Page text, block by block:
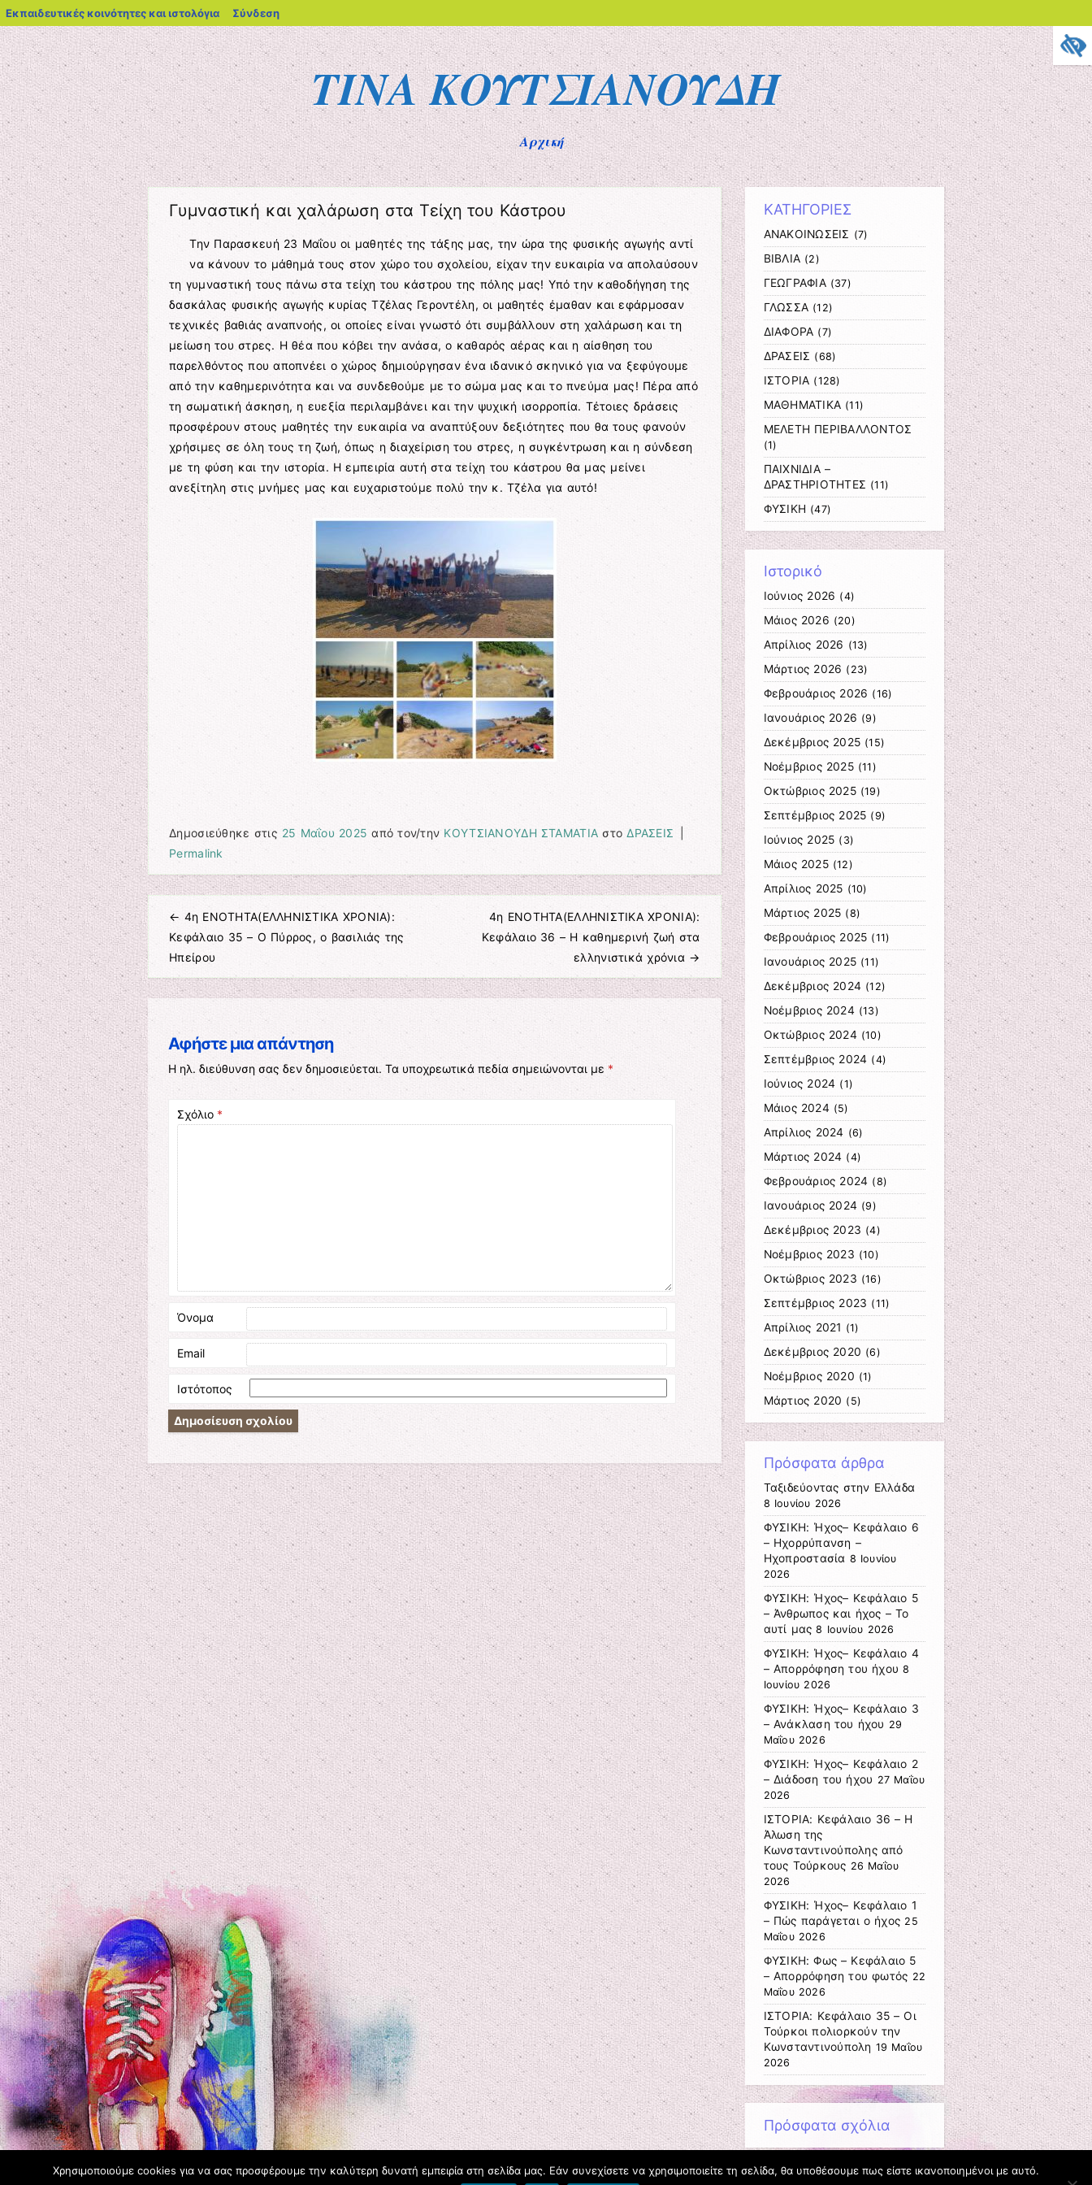
Εκπαιδευτικές κοινότητες και ιστολόγια blogs.sch.gr
Σύνδεση
ΤΙΝΑ ΚΟΥΤΣΙΑΝΟΥΔΗ
Μενού
Μετάβαση στο περιεχόμενο Αρχική
Γυμναστική και χαλάρωση στα Τείχη του Κάστρου
Την Παρασκευή 23 Μαΐου οι μαθητές της τάξης μας, την ώρα της φυσικής αγωγής αντί
να κάνουν το μάθημά τους στον χώρο του σχολείου, είχαν την ευκαιρία να απολαύσουν
τη γυμναστική τους πάνω στα τείχη του κάστρου της πόλης μας! Υπό την καθοδήγηση της
δασκάλας φυσικής αγωγής κυρίας Τζέλας Γεροντέλη, οι μαθητές έμαθαν και εφάρμοσαν
τεχνικές βαθιάς αναπνοής, οι οποίες είναι γνωστό ότι συμβάλλουν στη χαλάρωση και τη
μείωση του στρες. Η θέα που κόβει την ανάσα, ο καθαρός αέρας και η αίσθηση του
παρελθόντος που αποπνέει ο χώρος δημιούργησαν ένα ιδανικό σκηνικό για να ξεφύγουμε
από την καθημερινότητα και να συνδεθούμε με το σώμα μας και το πνεύμα μας! Πέρα από
τη σωματική άσκηση, η ευεξία περιλαμβάνει και την ψυχική ισορροπία. Τέτοιες δράσεις
προσφέρουν στους μαθητές την ευκαιρία να αναπτύξουν δεξιότητες που θα τους φανούν
χρήσιμες σε όλη τους τη ζωή, όπως η διαχείριση του στρες, η συγκέντρωση και η σύνδεση
με τη φύση και την ιστορία. Η εμπειρία αυτή στα τείχη του κάστρου θα μας μείνει
ανεξίτηλη στις μνήμες μας και ευχαριστούμε πολύ την κ. Τζέλα για αυτό!
Δημοσιεύθηκε στις 25 Μαΐου 2025 από τον/την ΚΟΥΤΣΙΑΝΟΥΔΗ ΣΤΑΜΑΤΙΑ στοΔΡΑΣΕΙΣ
Permalink
Πλοήγηση άρθρων
← 4η ΕΝΟΤΗΤΑ(ΕΛΛΗΝΙΣΤΙΚΑ ΧΡΟΝΙΑ):
Κεφάλαιο 35 – Ο Πύρρος, ο βασιλιάς της
Ηπείρου
4η ΕΝΟΤΗΤΑ(ΕΛΛΗΝΙΣΤΙΚΑ ΧΡΟΝΙΑ):
Κεφάλαιο 36 – Η καθημερινή ζωή στα
ελληνιστικά χρόνια →
Αφήστε μια απάντηση
Η ηλ. διεύθυνση σας δεν δημοσιεύεται. Τα υποχρεωτικά πεδία σημειώνονται με*
Σχόλιο *
Όνομα
Email
Ιστότοπος
ΚΑΤΗΓΟΡΙΕΣ
ΑΝΑΚΟΙΝΩΣΕΙΣ (7)
ΒΙΒΛΙΑ (2)
ΓΕΩΓΡΑΦΙΑ(37)
ΓΛΩΣΣΑ (12)
ΔΙΑΦΟΡΑ (7)
ΔΡΑΣΕΙΣ (68)
ΙΣΤΟΡΙΑ (128)
ΜΑΘΗΜΑΤΙΚΑ (11)
ΜΕΛΕΤΗ ΠΕΡΙΒΑΛΛΟΝΤΟΣ
(1)
ΠΑΙΧΝΙΔΙΑ –
ΔΡΑΣΤΗΡΙΟΤΗΤΕΣ (11)
ΦΥΣΙΚΗ (47)
Ιστορικό
Ιούνιος 2026 (4)
Μάιος 2026 (20)
Απρίλιος 2026 (13)
Μάρτιος 2026 (23)
Φεβρουάριος 2026 (16)
Ιανουάριος 2026 (9)
Δεκέμβριος 2025 (15)
Νοέμβριος 2025(11)
Οκτώβριος 2025(19)
Σεπτέμβριος 2025 (9)
Ιούνιος 2025 (3)
Μάιος 2025(12)
Απρίλιος 2025 (10)
Μάρτιος 2025 (8)
Φεβρουάριος 2025 (11)
Ιανουάριος 2025 (11)
Δεκέμβριος 2024 (12)
Νοέμβριος 2024 (13)
Οκτώβριος 2024 (10)
Σεπτέμβριος 2024 (4)
Ιούνιος 2024 (1)
Μάιος 2024 (5)
Απρίλιος 2024 (6)
Μάρτιος 2024 (4)
Φεβρουάριος 2024 (8)
Ιανουάριος 2024 (9)
Δεκέμβριος 2023 (4)
Νοέμβριος 2023 (10)
Οκτώβριος 2023 (16)
Σεπτέμβριος 2023 (11)
Απρίλιος 2021 (1)
Δεκέμβριος 2020 (6)
Νοέμβριος 2020 (1)
Μάρτιος 2020 (5)
Πρόσφατα άρθρα
Ταξιδεύοντας στην Ελλάδα
8 Ιουνίου 2026
ΦΥΣΙΚΗ: Ήχος– Κεφάλαιο 6
– Ηχορρύπανση –
Ηχοπροστασία 8 Ιουνίου
2026
ΦΥΣΙΚΗ: Ήχος– Κεφάλαιο 5
– Άνθρωπος και ήχος – Το
αυτί μας 8 Ιουνίου 2026
ΦΥΣΙΚΗ: Ήχος– Κεφάλαιο 4
– Απορρόφηση του ήχου 8
Ιουνίου 2026
ΦΥΣΙΚΗ: Ήχος– Κεφάλαιο 3
– Ανάκλαση του ήχου 29
Μαΐου 2026
ΦΥΣΙΚΗ: Ήχος– Κεφάλαιο 2
– Διάδοση του ήχου 27 Μαΐου
2026
ΙΣΤΟΡΙΑ: Κεφάλαιο 36 – Η
Άλωση της
Κωνσταντινούπολης από
τους Τούρκους 26 Μαΐου
2026
ΦΥΣΙΚΗ: Ήχος– Κεφάλαιο 1
– Πώς παράγεται ο ήχος 25
Μαΐου 2026
ΦΥΣΙΚΗ: Φως – Κεφάλαιο 5
– Απορρόφηση του φωτός 22
Μαΐου 2026
ΙΣΤΟΡΙΑ: Κεφάλαιο 35 – Οι
Τούρκοι πολιορκούν την
Κωνσταντινούπολη 19 Μαΐου
2026
Πρόσφατα σχόλια
Χρησιμοποιούμε cookies για να σας προσφέρουμε την καλύτερη δυνατή εμπειρία στη σελίδα μας. Εάν συνεχίσετε να χρησιμοποιείτε τη σελίδα, θα υποθέσουμε πως είστε ικανοποιημένοι με αυτό.